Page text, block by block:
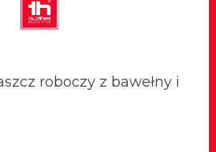
roboczy z bawełny i